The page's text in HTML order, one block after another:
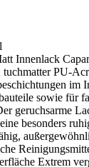
Innenlack
tuchmatter PU-
im
sowie für
geruchsarme
besonders
Extrem